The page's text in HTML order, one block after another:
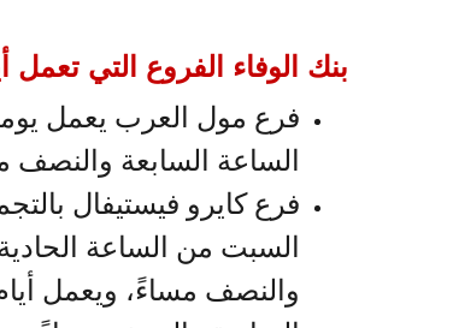
بنك الوفاء الفروع التي تعمل
فرع مول العرب يعمل
الساعة السابعة والنصف
فرع كايرو فيستيفال
السبت من الساعة
والنصف مساءً، ويعمل